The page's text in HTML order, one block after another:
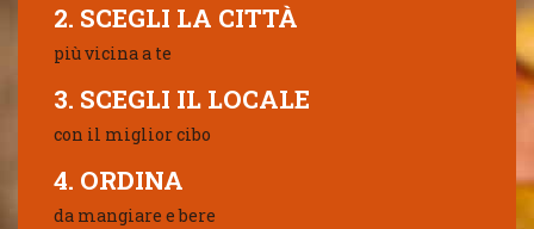
2. SCEGLI LA CITTÀ
più vicina a te
3. SCEGLI IL LOCALE
con il miglior cibo
4. ORDINA
da mangiare e bere